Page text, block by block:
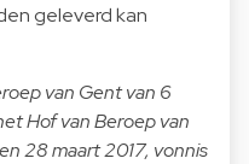
geleverd kan
van Gent van 6
Hof van Beroep van
28 maart 2017, vonnis